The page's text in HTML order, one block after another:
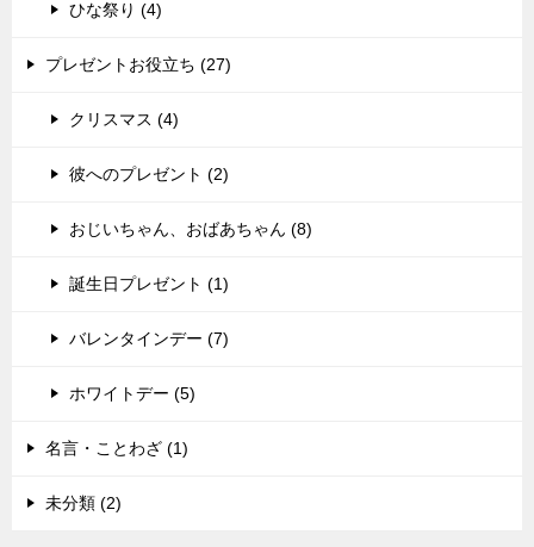
ひな祭り (4)
プレゼントお役立ち (27)
クリスマス (4)
彼へのプレゼント (2)
おじいちゃん、おばあちゃん (8)
誕生日プレゼント (1)
バレンタインデー (7)
ホワイトデー (5)
名言・ことわざ (1)
未分類 (2)